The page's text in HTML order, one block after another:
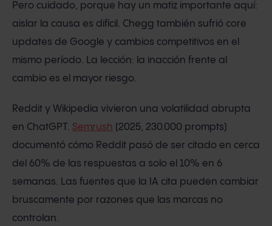
Pero cuidado, porque hay un matiz importante aquí:
aislar la causa es difícil. Chegg también sufrió core
updates de Google y cambios competitivos en el
mismo período. La lección: la inacción frente al
cambio es el mayor riesgo.
Reddit y Wikipedia vivieron una volatilidad abrupta
en ChatGPT. Semrush (2025, 230.000 prompts)
documentó cómo Reddit pasó de ser citado en cerca
del 60% de las respuestas a solo el 10% en 6
semanas. Las fuentes que la IA cita pueden cambiar
bruscamente por razones que las marcas no
controlan.